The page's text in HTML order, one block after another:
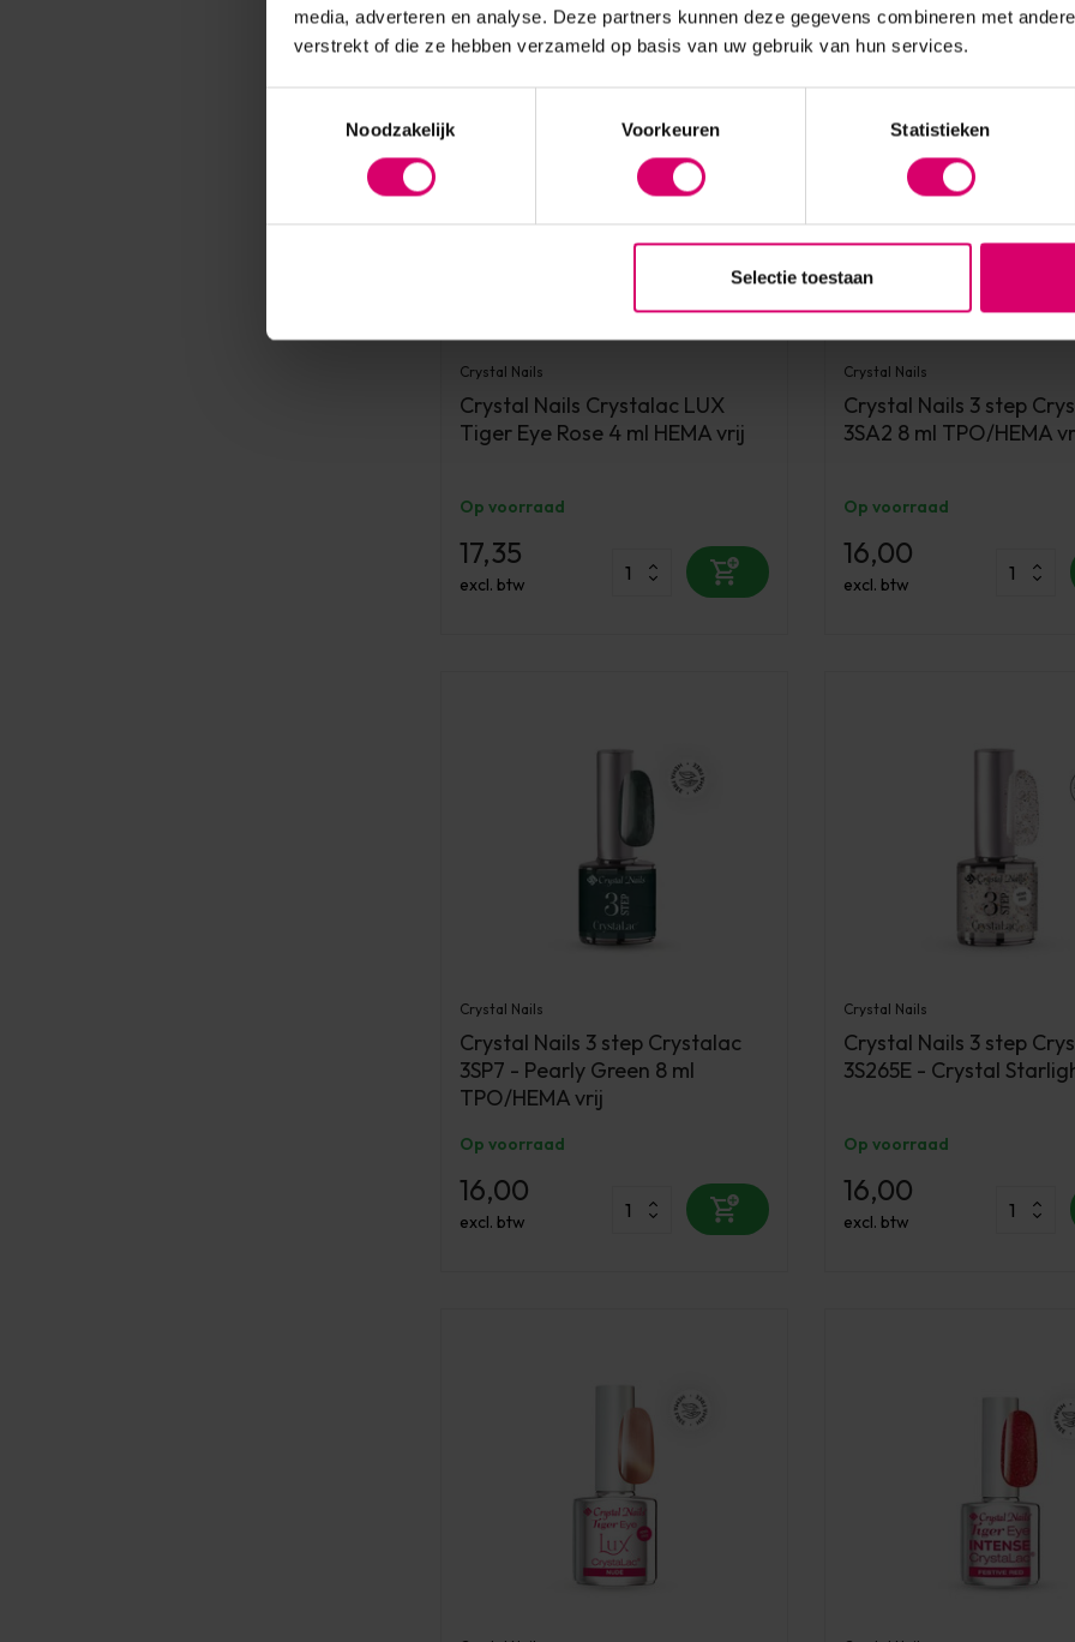
media, adverteren en analyse. Deze partners kunnen deze gegevens combineren met
verstrekt of die ze hebben verzameld op basis van uw gebruik van hun services.
Noodzakelijk
Voorkeuren Statistieken
Selectie toestaan
Crystal Nails
Crystal Nails Crystalac LUX
Tiger Eye Rose 4 ml HEMA vrij
Op voorraad
17,35
excl. btw
Crystal Nails
Crystal Nails 3 step
3SA2 8 ml TPO/HEMA
Op voorraad
16,00
excl. btw
Crystal Nails
Crystal Nails 3 step Crystalac
3SP7 - Pearly Green 8 ml
TPO/HEMA vrij
Op voorraad
16,00
excl. btw
Crystal Nails
Crystal Nails 3 step
3S265E - Crystal
Op voorraad
16,00
excl. btw